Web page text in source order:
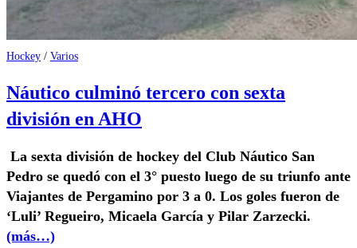
Hockey / Varios
Náutico culminó tercero con sexta
división en AHO
La sexta división de hockey del Club Náutico San
Pedro se quedó con el 3° puesto luego de su triunfo ante
Viajantes de Pergamino por 3 a 0. Los goles fueron de
‘Luli’ Regueiro, Micaela García y Pilar Zarzecki.
(más…)